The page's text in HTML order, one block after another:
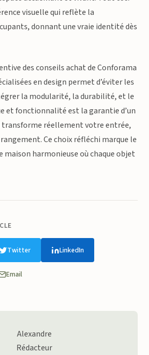
visuelle qui reflète la
donnant une vraie identité dès
des conseils achat de Conforama
en design permet d’éviter les
la modularité, la durabilité, et le
et fonctionnalité est la garantie d’un
transforme réellement votre entrée,
Ce choix réfléchi marque le
maison harmonieuse où chaque objet
Twitter LinkedIn
Email
Alexandre
Rédacteur